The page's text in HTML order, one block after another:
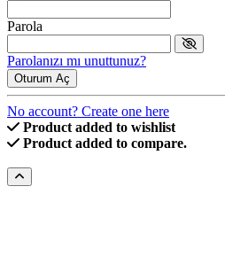
Parola
Parolanızı mı unuttunuz?
Oturum Aç
No account? Create one here
Product added to wishlist
Product added to compare.